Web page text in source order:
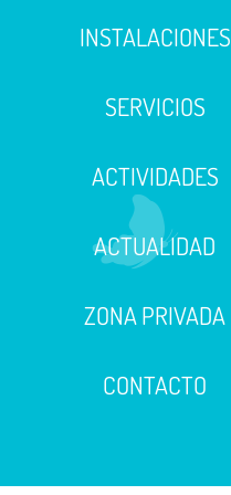
INSTALACIONES
SERVICIOS
ACTIVIDADES
ACTUALIDAD
ZONA PRIVADA
CONTACTO